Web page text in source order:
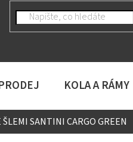
KOLA A RÁMY
ŠLEMI SANTINI CARGO GREEN